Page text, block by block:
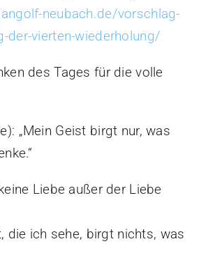
neubach.de/vorschlag-
der-vierten-wiederholung/
des Tages für die volle
„Mein Geist birgt nur, was
Liebe außer der Liebe
die ich sehe, birgt nichts, was